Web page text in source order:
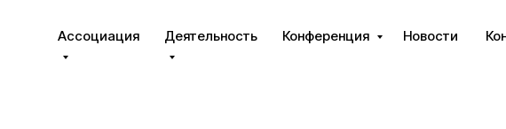
Ассоциация Деятельность Конференция Новости